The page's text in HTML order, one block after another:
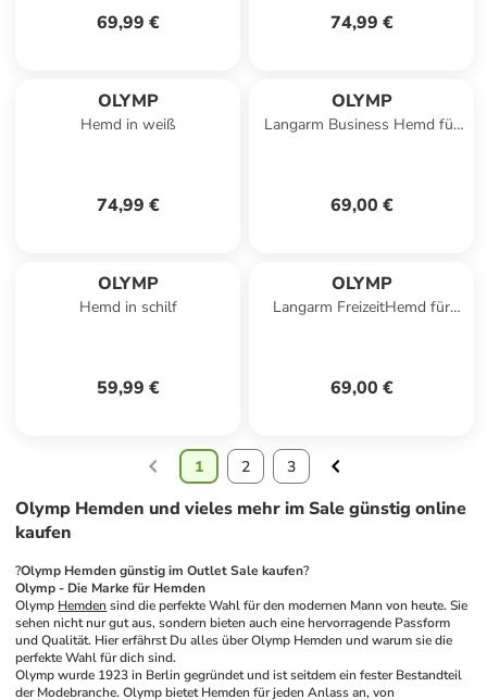
69,99 € 74,99 €
OLYMP
Hemd in weiß
74,99 €
OLYMP
Langarm Business Hemd für
69,00 €
OLYMP
Hemd in schilf
59,99 €
OLYMP
Langarm FreizeitHemd für
69,00 €
1 2 3
Olymp Hemden und vieles mehr im Sale günstig online
kaufen
?Olymp Hemden günstig im Outlet Sale kaufen?
Olymp - Die Marke für Hemden
Olymp Hemden sind die perfekte Wahl für den modernen Mann von heute. Sie
sehen nicht nur gut aus, sondern bieten auch eine hervorragende Passform
und Qualität. Hier erfährst Du alles über Olymp Hemden und warum sie die
perfekte Wahl für dich sind.
Olymp wurde 1923 in Berlin gegründet und ist seitdem ein fester Bestandteil